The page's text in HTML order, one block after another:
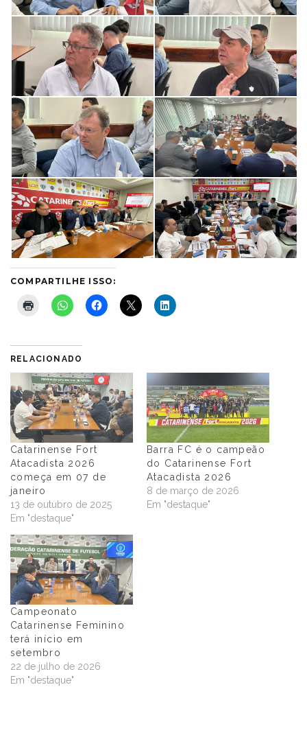
COMPARTILHE ISSO:
RELACIONADO
Catarinense Fort
Atacadista 2026
começa em 07 de
janeiro
13 de outubro de 2025
Em "destaque"
Barra FC é o campeão
do Catarinense Fort
Atacadista 2026
8 de março de 2026
Em "destaque"
Campeonato
Catarinense Feminino
terá início em
setembro
22 de julho de 2026
Em "destaque"